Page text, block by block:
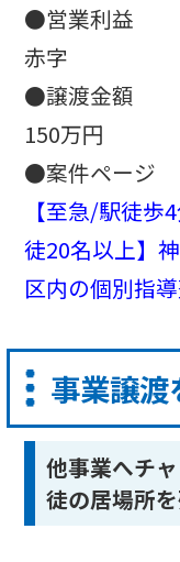
●営業利益
赤字
●譲渡金額
150万円
●案件ページ
【至急/駅徒
徒20名以上】
区内の個別指
事業譲渡
他事業へチ
徒の居場所